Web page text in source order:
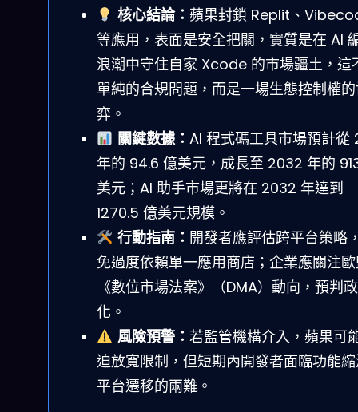
核心結論： 蘋果封鎖 Replit、
等應用，表面是安全把關，實質是在 AI
浪潮中守住自家 Xcode 的市場疆土，這
單純的合規問題，而是一場生態控制權
弈。
關鍵數據： AI 程式碼工具市場預計從
年的 94.6 億美元，成長至 2032 年的
美元；AI 助手市場更將在 2032 年達到
1270.5 億美元規模。
行動指南： 開發者應評估跨平台策略
免過度依賴單一應用商店；企業應關注
《數位市場法案》（DMA）動向，預判
化。
風險預警： 若監管機構介入，蘋果可
迫放寬限制，但短期內開發者面臨功能
平台遷移的兩難。